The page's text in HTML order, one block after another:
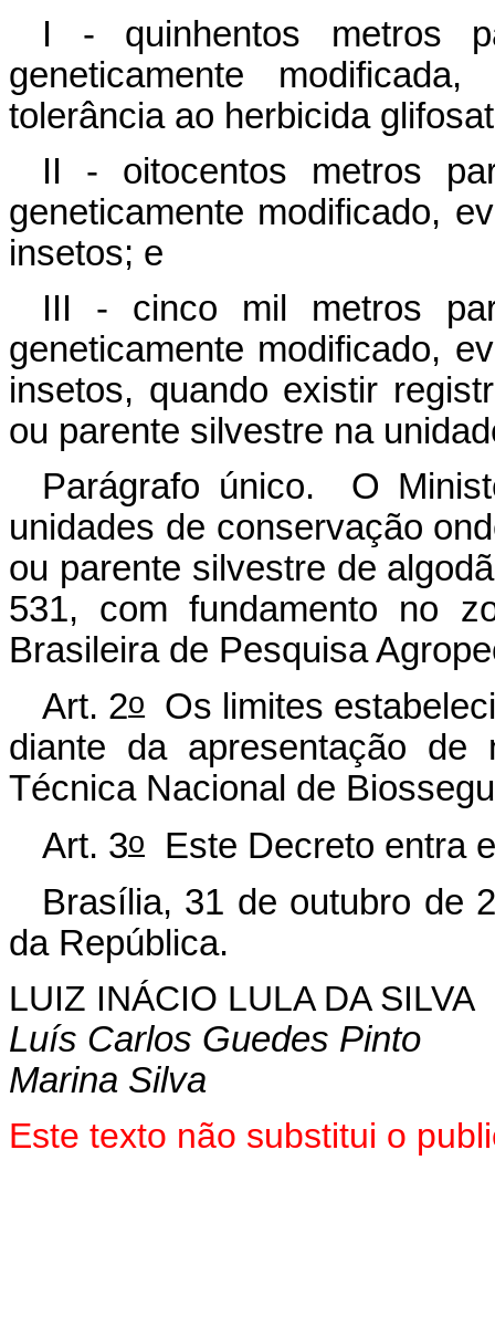
I - quinhentos metros
geneticamente
tolerância ao herbicida
II - oitocentos metros
geneticamente modificado,
insetos; e
III - cinco mil metros
geneticamente modificado,
insetos, quando existir
ou parente silvestre na
Parágrafo único. O
unidades de conservação
ou parente silvestre de
531, com fundamento no
Brasileira de Pesquisa
Art. 2oOs limites
diante da apresentação de
Técnica Nacional de
Art. 3o
Este Decreto entra
Brasília, 31 de outubro de
da República.
LUIZ INÁCIO LULA DA SILVA
Luís Carlos Guedes Pinto
Marina Silva
Este texto não substitui o